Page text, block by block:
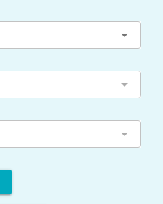
arrow_drop_down
arrow_drop_down
arrow_drop_down